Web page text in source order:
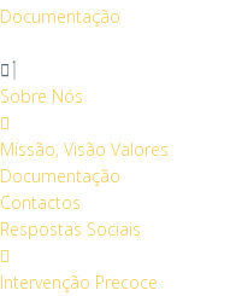
Documentação
Sobre Nós
Missão, Visão Valores
Documentação
Contactos
Respostas Sociais
Intervenção Precoce